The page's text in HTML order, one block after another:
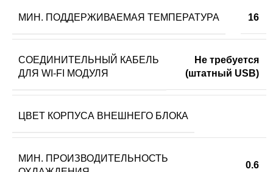
МИН. ПОДДЕРЖИВАЕМАЯ ТЕМПЕРАТУРА 16
СОЕДИНИТЕЛЬНЫЙ КАБЕЛЬ
ДЛЯ WI-FI МОДУЛЯ
Не требуется
(штатный USB)
ЦВЕТ КОРПУСА ВНЕШНЕГО БЛОКА
МИН. ПРОИЗВОДИТЕЛЬНОСТЬ
0.6